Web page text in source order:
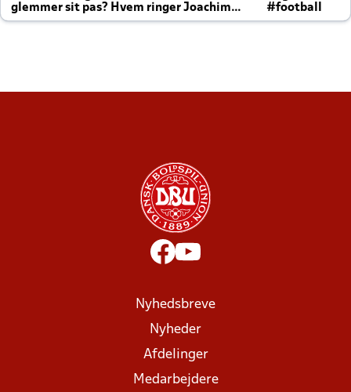
glemmer sit pas? Hvem ringer Joachim
altid til efter kampe?
#football
Nyhedsbreve
Nyheder
Afdelinger
Medarbejdere